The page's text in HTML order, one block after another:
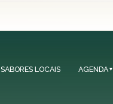
SABORES LOCAIS AGENDA ▼